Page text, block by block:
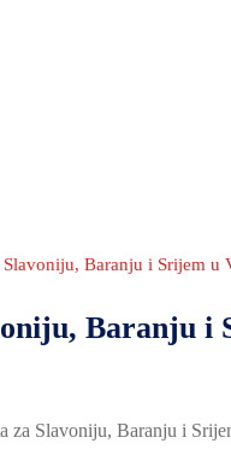
Slavoniju, Baranju i Srijem u
Baranju
Slavoniju, Baranju i